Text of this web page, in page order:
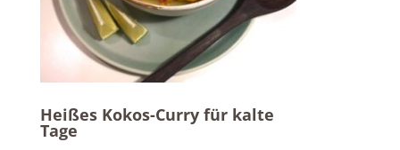
Heißes Kokos-Curry für kalte
Tage